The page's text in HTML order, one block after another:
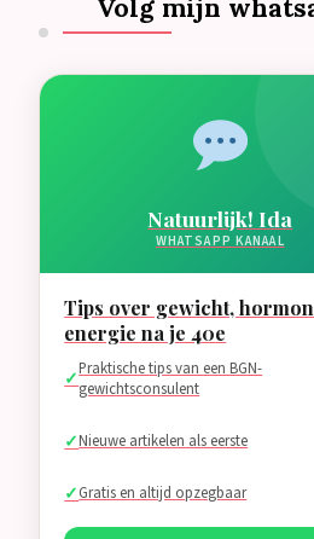
Volg mijn
Natuurlijk! Ida
WHATSAPP KANAAL
Tips over gewicht,
energie na je 40e
Praktische tips van een BGN-
gewichtsconsulent
Nieuwe artikelen als eerste
Gratis en altijd opzegbaar